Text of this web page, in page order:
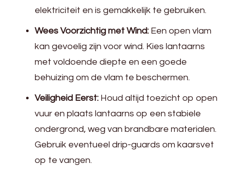
elektriciteit en is gemakkelijk te gebruiken.
Wees Voorzichtig met Wind: Een open vlam
kan gevoelig zijn voor wind. Kies lantaarns
met voldoende diepte en een goede
behuizing om de vlam te beschermen.
Veiligheid Eerst: Houd altijd toezicht op open
vuur en plaats lantaarns op een stabiele
ondergrond, weg van brandbare materialen.
Gebruik eventueel drip-guards om kaarsvet
op te vangen.